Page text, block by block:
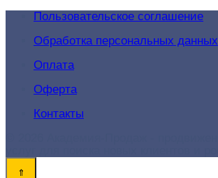
Пользовательское соглашение
Обработка персональных данных
Оплата
Оферта
Контакты